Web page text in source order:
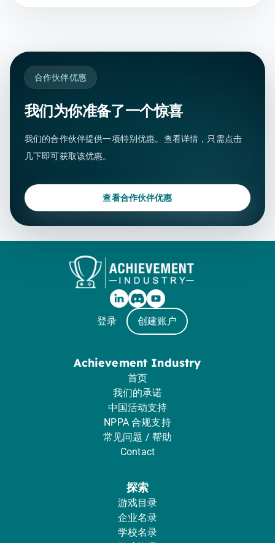
合作伙伴优惠
我们为你准备了一个惊喜
我们的合作伙伴提供一项特别优惠。查看详情，只需点击
几下即可获取该优惠。
查看合作伙伴优惠
登录 创建账户
Achievement Industry
首页
我们的承诺
中国活动支持
NPPA 合规支持
常见问题 / 帮助
Contact
探索
游戏目录
企业名录
学校名录